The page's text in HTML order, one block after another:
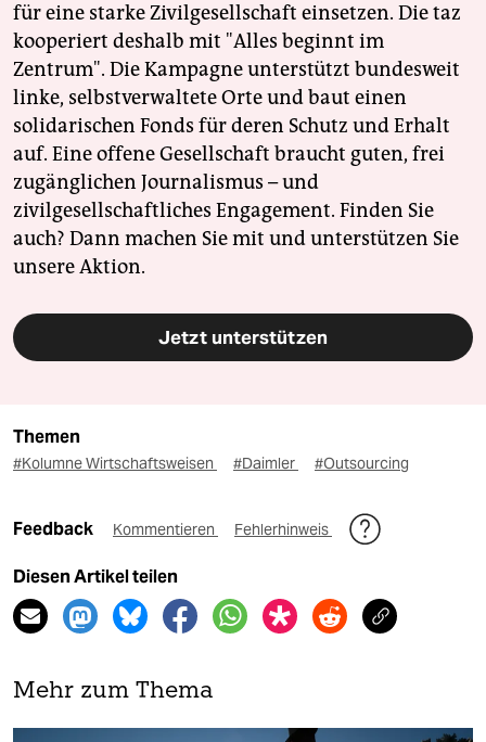
für eine starke Zivilgesellschaft einsetzen. Die taz
kooperiert deshalb mit "Alles beginnt im
Zentrum". Die Kampagne unterstützt bundesweit
linke, selbstverwaltete Orte und baut einen
solidarischen Fonds für deren Schutz und Erhalt
auf. Eine offene Gesellschaft braucht guten, frei
zugänglichen Journalismus – und
zivilgesellschaftliches Engagement. Finden Sie
auch? Dann machen Sie mit und unterstützen Sie
unsere Aktion.
Jetzt unterstützen
Themen
#Kolumne Wirtschaftsweisen #Daimler #Outsourcing
Feedback Kommentieren Fehlerhinweis
Diesen Artikel teilen
Mehr zum Thema